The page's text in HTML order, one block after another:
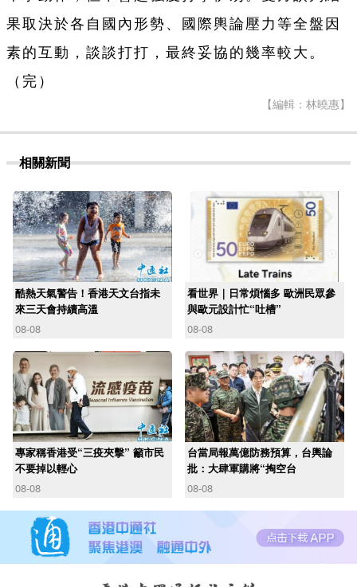
果取決於各自國內形勢、國際輿論壓力等全盤因
素的互動，談談打打，最終妥協的幾率較大。
（完）
【編輯：林曉惠】
相關新聞
酷熱天氣警告！香港天文台指未
來三天會持續高溫
08-08
看世界｜日常煩惱多 歐洲民眾參
與歐元設計忙“吐槽”
08-08
專家稱香港受“三疫夾擊” 籲市民
不要掉以輕心
08-08
台當局報萬億防務預算，台輿論
批：大肆軍購將“掏空台
08-08